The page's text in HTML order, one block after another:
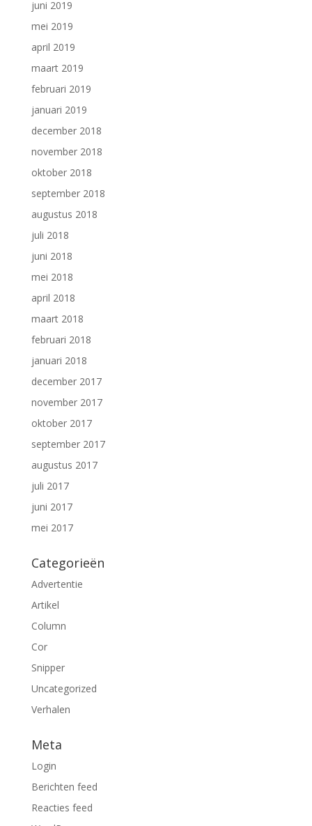
juni 2019
mei 2019
april 2019
maart 2019
februari 2019
januari 2019
december 2018
november 2018
oktober 2018
september 2018
augustus 2018
juli 2018
juni 2018
mei 2018
april 2018
maart 2018
februari 2018
januari 2018
december 2017
november 2017
oktober 2017
september 2017
augustus 2017
juli 2017
juni 2017
mei 2017
Categorieën
Advertentie
Artikel
Column
Cor
Snipper
Uncategorized
Verhalen
Meta
Login
Berichten feed
Reacties feed